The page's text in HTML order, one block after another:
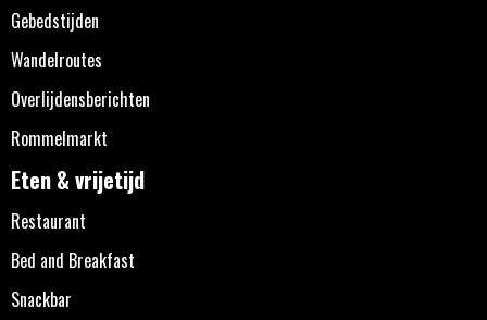
Gebedstijden
Wandelroutes
Overlijdensberichten
Rommelmarkt
Eten & vrijetijd
Restaurant
Bed and Breakfast
Snackbar